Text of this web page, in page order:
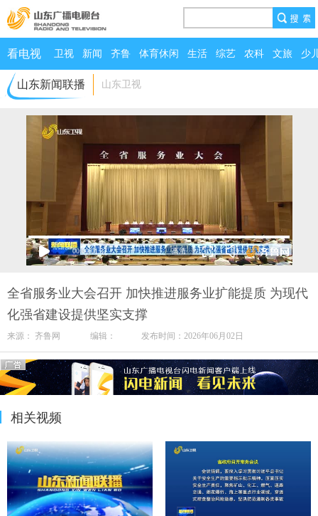
看电视 卫视 新闻 齐鲁 体育休闲 生活 综艺 农科 文旅 少
山东新闻联播 山东卫视
00:00/01:37
全省服务业大会召开 加快推进服务业扩能提质 为现代
化强省建设提供坚实支撑
来源： 齐鲁网 编辑： 发布时间：2026年06月02日
相关视频